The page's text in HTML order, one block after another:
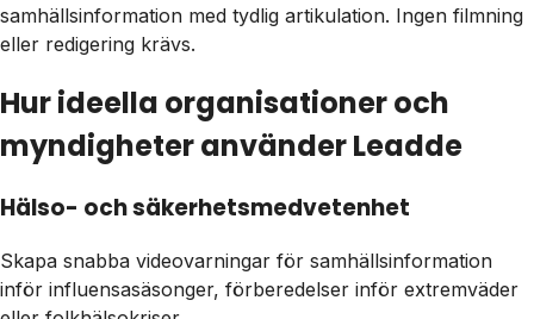
samhällsinformation med tydlig artikulation. Ingen filmning
eller redigering krävs.
Hur ideella organisationer och
myndigheter använder Leadde
Hälso- och säkerhetsmedvetenhet
Skapa snabba videovarningar för samhällsinformation
inför influensasäsonger, förberedelser inför extremväder